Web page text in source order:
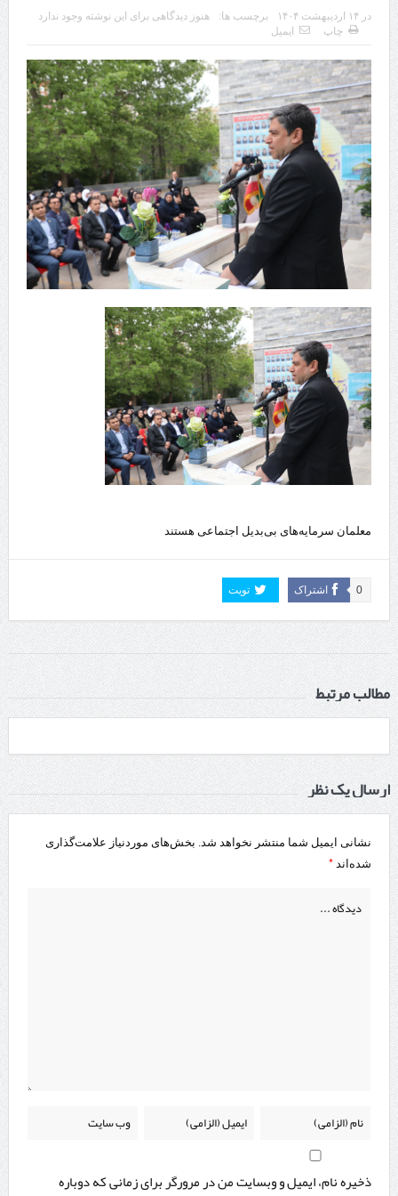
چابهار، جایی که دریا به زندگی سلام می‌کند
گزارش ویژه؛
طرز تهیه خورش خلال کرمانشاهی +نکات و فوت وفن‌ها
قدردانی وزیر میراث فرهنگی، گردشگری و صنایع دستی از استاندار اردبیل
استاندار اردبیل در دیدار دبیر شورای‌عالی مناطق آزاد و ویژه اقتصادی:
راه‌اندازی کامل منطقه آزاد اردبیل-بیله‌سوار و منطقه ویژه اقتصادی نمین تسریع
شود
در دیدار استاندار اردبیل و مدیرعامل بانک سینا محقق شد؛
تخصیص ۳۰۰میلیارد تومان برای تکمیل بزرگراه اردبیل-سرچم
کشف ۱۱ قبضه سلاح کلت کمری توسط مرزبانان هنگ مرزی ارومیه
رئیس سازمان راهداری:
مرز چیلات دهلران می‌تواند مکمل مرز بین‌المللی مهران شود
در ۱۴ اردیبهشت ۱۴۰۴ برچسب ها:
هنوز دیدگاهی برای این نوشته وجود ندارد
چاپ
ایمیل
معلمان سرمایه‌های بی‌بدیل اجتماعی هستند
اشتراک 0 تویت
مطالب مرتبط
ارسال یک نظر
نشانی ایمیل شما منتشر نخواهد شد. بخش‌های موردنیاز علامت‌گذاری
شده‌اند *
ذخیره نام، ایمیل و وبسایت من در مرورگر برای زمانی که دوباره